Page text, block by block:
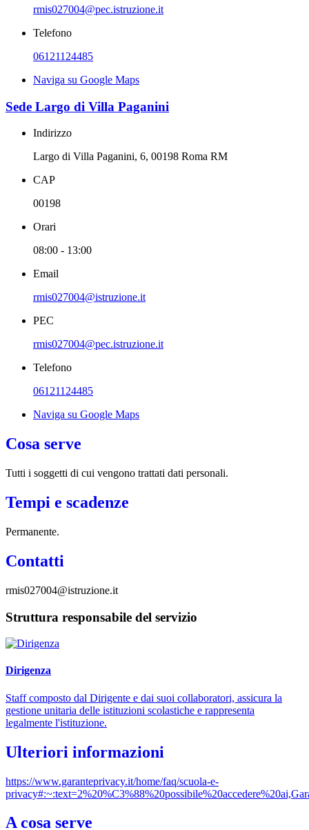
rmis027004@pec.istruzione.it
Telefono
06121124485
Naviga su Google Maps
Sede Largo di Villa Paganini
Indirizzo
Largo di Villa Paganini, 6, 00198 Roma RM
CAP
00198
Orari
08:00 - 13:00
Email
rmis027004@istruzione.it
PEC
rmis027004@pec.istruzione.it
Telefono
06121124485
Naviga su Google Maps
Cosa serve
Tutti i soggetti di cui vengono trattati dati personali.
Tempi e scadenze
Permanente.
Contatti
rmis027004@istruzione.it
Struttura responsabile del servizio
Dirigenza
Staff composto dal Dirigente e dai suoi collaboratori, assicura la
gestione unitaria delle istituzioni scolastiche e rappresenta
legalmente l'istituzione.
Ulteriori informazioni
https://www.garanteprivacy.it/home/faq/scuola-e-
A cosa serve